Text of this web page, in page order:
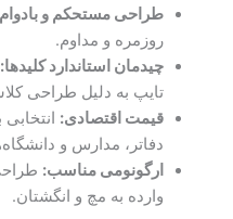
طراحی مستحکم و
روزمره و مداوم.
چیدمان استاندارد کلیدها:
تایپ به دلیل طراحی
قیمت اقتصادی:
دفاتر، مدارس و
ارگونومی مناسب:
وارده به مچ و انگشتان.